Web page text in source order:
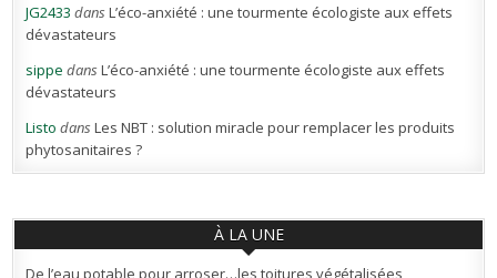
JG2433 dansL’éco-anxiété : une tourmente écologiste aux effets
dévastateurs
sippe dansL’éco-anxiété : une tourmente écologiste aux effets
dévastateurs
Listo dansLes NBT : solution miracle pour remplacer les produits
phytosanitaires ?
À LA UNE
De l’eau potable pour arroser…les toitures végétalisées